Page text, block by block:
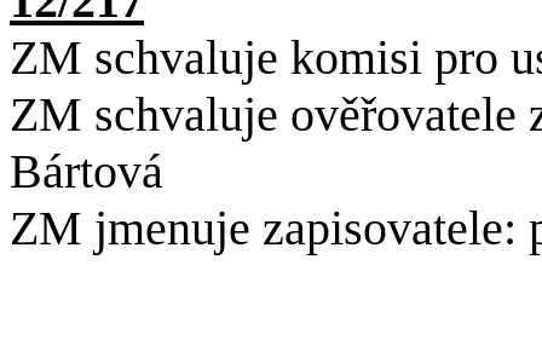
ZM schvaluje komisi pro
ZM schvaluje
Bártová
ZM jmenuje zapisovatele: